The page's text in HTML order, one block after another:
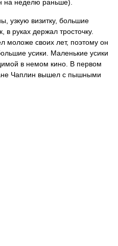
на неделю раньше).
узкую визитку, большие
руках держал тросточку.
моложе своих лет, поэтому он
усики. Маленькие усики
в немом кино. В первом
Чаплин вышел с пышными